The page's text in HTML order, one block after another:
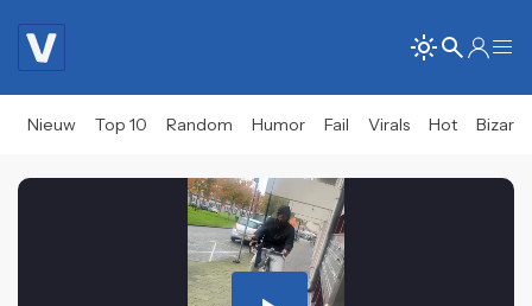
Nieuw Top 10 Random Humor Fail Virals Hot Bizar